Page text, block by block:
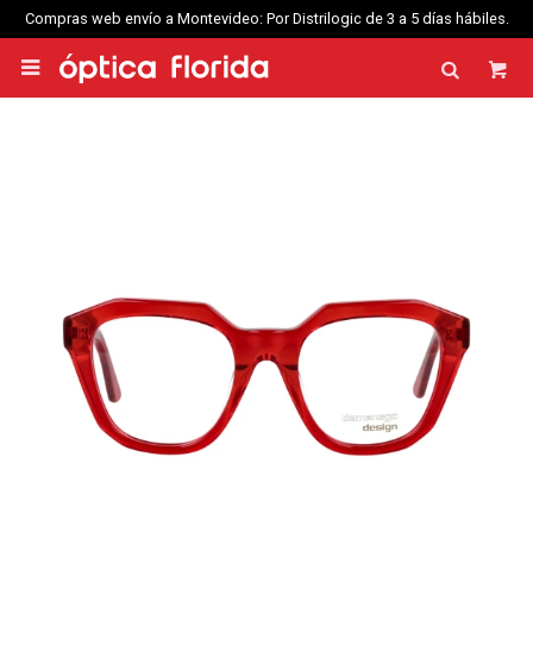
Compras web envío a Montevideo: Por Distrilogic de 3 a 5 días hábiles.
